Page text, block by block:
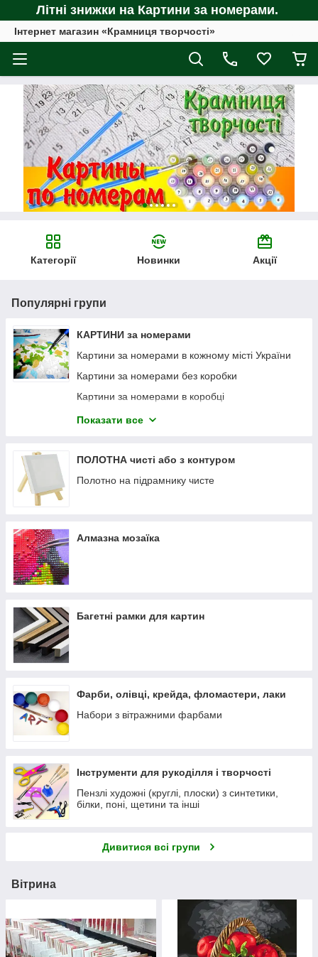
Літні знижки на Картини за номерами.
Інтернет магазин «Крамниця творчості»
Категорії Новинки Акції
Популярні групи
КАРТИНИ за номерами
Картини за номерами в кожному місті України
Картини за номерами без коробки
Картини за номерами в коробці
Картини за номерами по дереву
Раніше малювали
Показати все
ПОЛОТНА чисті або з контуром
Полотно на підрамнику чисте
Алмазна мозаїка
Багетні рамки для картин
Фарби, олівці, крейда, фломастери, лаки
Набори з вітражними фарбами
Інструменти для рукоділля і творчості
Пензлі художні (круглі, плоски) з синтетики,
білки, поні, щетини та інші
Дивитися всі групи
Вітрина